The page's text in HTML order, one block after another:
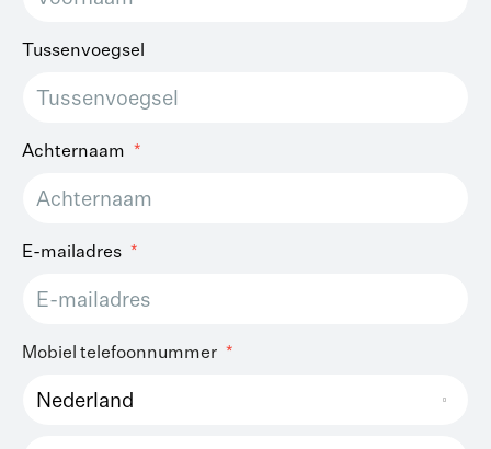
Tussenvoegsel
Achternaam
E-mailadres
Mobiel telefoonnummer
Nederland